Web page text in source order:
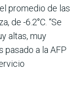
promedio de las
de -6.2°C. “Se
altas, muy
pasado a la AFP